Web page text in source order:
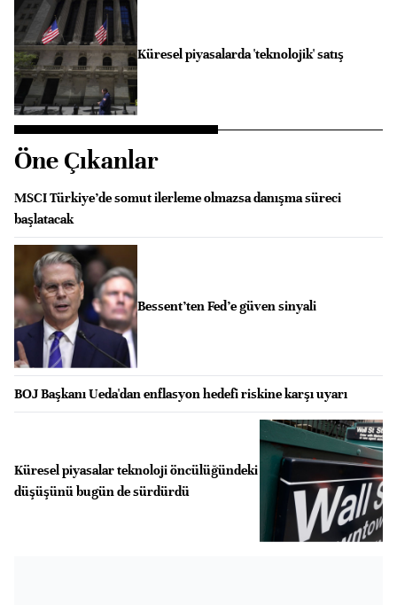
Küresel piyasalarda 'teknolojik' satış
Öne Çıkanlar
MSCI Türkiye’de somut ilerleme olmazsa danışma süreci
başlatacak
Bessent’ten Fed’e güven sinyali
BOJ Başkanı Ueda'dan enflasyon hedefi riskine karşı uyarı
Küresel piyasalar teknoloji öncülüğündeki
düşüşünü bugün de sürdürdü